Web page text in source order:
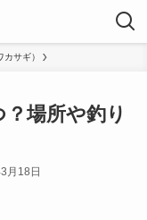
サギ）
場所や釣り
月18日